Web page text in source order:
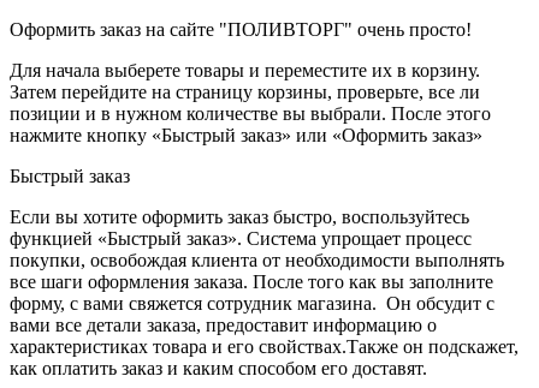
Оформить заказ на сайте "ПОЛИВТОРГ" очень просто!
Для начала выберете товары и переместите их в корзину.
Затем перейдите на страницу корзины, проверьте, все ли
позиции и в нужном количестве вы выбрали. После этого
нажмите кнопку «Быстрый заказ» или «Оформить заказ»
Быстрый заказ
Если вы хотите оформить заказ быстро, воспользуйтесь
функцией «Быстрый заказ». Система упрощает процесс
покупки, освобождая клиента от необходимости выполнять
все шаги оформления заказа. После того как вы заполните
форму, с вами свяжется сотрудник магазина. Он обсудит с
вами все детали заказа, предоставит информацию о
характеристиках товара и его свойствах.Также он подскажет,
как оплатить заказ и каким способом его доставят.